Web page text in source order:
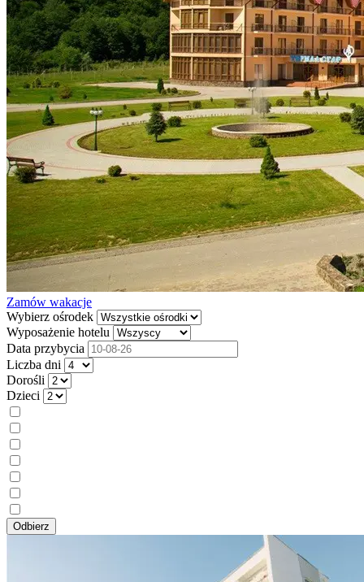
Zamów wakacje
Wybierz ośrodek
Wyposażenie hotelu
Data przybycia
Liczba dni
Dorośli
Dzieci